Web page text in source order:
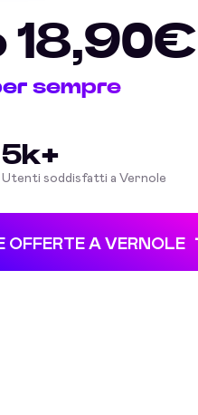
18,90€
sempre
5k+
Utenti soddisfatti a Vernole
OFFERTE A VERNOLE